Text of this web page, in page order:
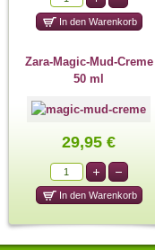
Zara-Magic-Mud-Creme
50 ml
29,95 €